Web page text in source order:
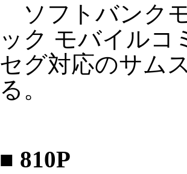
ソフトバンク
ック モバイルコ
セグ対応のサム
る。
■ 810P